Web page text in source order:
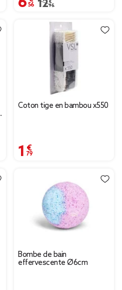
Prix remisé de 12,95 €
12,95 €
Coton tige en bambou x550
1,79 €
Bombe de bain
effervescente Ø6cm